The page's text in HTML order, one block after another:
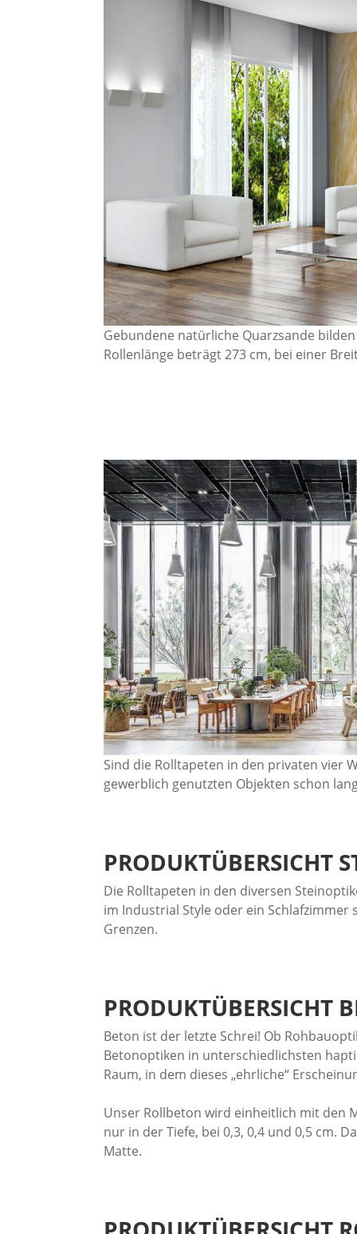
Gebundene natürliche Quarzsande
Rollenlänge beträgt 273 cm, bei einer
Sind die Rolltapeten in den privaten vier
gewerblich genutzten Objekten schon
PRODUKTÜBERSICHT
Die Rolltapeten in den diversen
im Industrial Style oder ein
Grenzen.
PRODUKTÜBERSICHT
Beton ist der letzte Schrei! Ob
Betonoptiken in unterschiedlichsten
Raum, in dem dieses „ehrliche“
Unser Rollbeton wird einheitlich mit den
nur in der Tiefe, bei 0,3, 0,4 und 0,5 cm.
Matte.